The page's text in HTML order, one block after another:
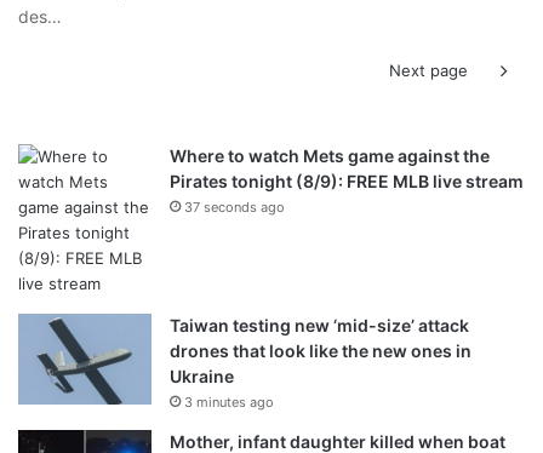
des…
Next page
Where to watch Mets game against the
Pirates tonight (8/9): FREE MLB live stream
37 seconds ago
Taiwan testing new ‘mid-size’ attack
drones that look like the new ones in
Ukraine
3 minutes ago
Mother, infant daughter killed when boat